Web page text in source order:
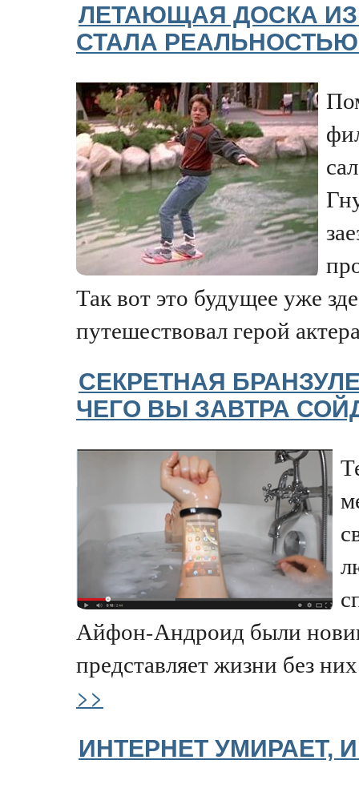
ЛЕТАЮЩАЯ ДОСКА
СТАЛА
Так вот это будущее уже
путешествовал герой
СЕКРЕТНАЯ
ЧЕГО ВЫ ЗАВТРА
Айфон-Андроид были
представляет жизни без
>>
ИНТЕРНЕТ УМИРАЕТ,